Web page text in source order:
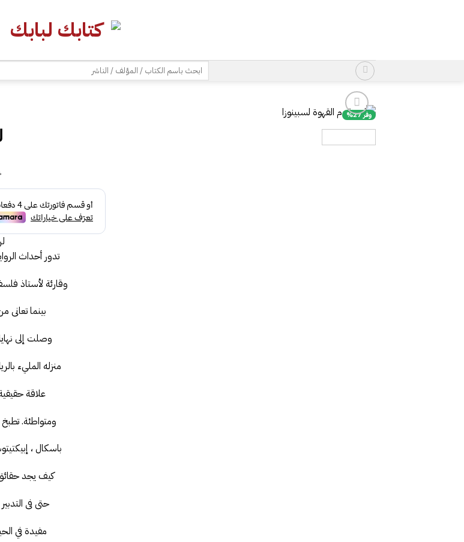
البحث
عن:
وفر 27%
تدور أحداث
وقارئة لأستاذ
بينما
وصلت إلى
منزله المليء
علاقة
ومتواطئة.
باسكال ،
كيف يجد حقائق
حتى فى
مفيدة في